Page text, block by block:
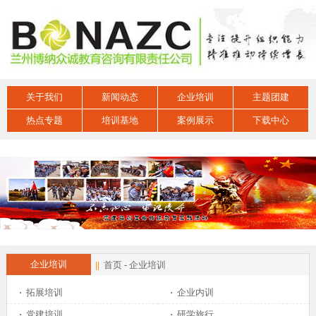
关于我们 新闻动态 企业培训 主题团建
热点专题 培训基地 案例展示 下载中心
企业培训 || 首页- 企业培训
· 拓展培训 · 企业内训